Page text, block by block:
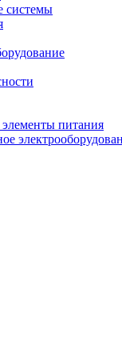
системы
элементы питания